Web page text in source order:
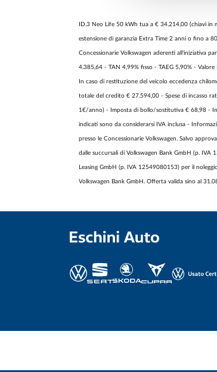
ID.3 Neo Life 50 kWh tua a € 34.214,00 (chiavi
estensione di garanzia Extra Time 2 anni o fino a
Concessionarie Volkswagen aderenti all'iniziativa
4.385,64 - TAN 4,99% fisso - TAEG 5,90% -
In caso di restituzione del veicolo eccedenza
totale del credito € 27.594,00 - Spese di incasso
1€/anno) - Imposta di bollo/sostitutiva € 68,98 -
indicati sono da considerarsi IVA inclusa -
presso le Concessionarie Volkswagen. Salvo
dalle succursali di Volkswagen Bank GmbH (p.
Leasing GmbH (p. IVA 12549080153) per il
Volkswagen Bank GmbH. Offerta valida sino al